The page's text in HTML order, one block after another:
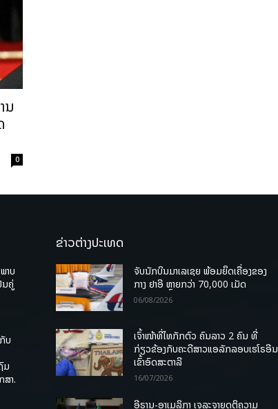
ນ
0
າບ
ນຄູ່
ບ
ມ
ສາ.
ຂ່າວຕ່າງປະເທດ
ຈັບນັກບິນມາເລເຊຍ ພ້ອມຍຶດເຄື່ອງຂອງ
ກາງ ຢາອີ ຫຼາຍກວ່າ 70,000 ເມັດ
06/08/2026
ເຈົ້າໜ້າທີ່ໄທກັກຕົວ ຄົນລາວ 2 ຄົນ ທີ່
ກ່ຽວຂ້ອງກັບຄະດີສາວແອລັກລອບເຮໂຣອີນ
ເຂົ້າອົດສະຕາລີ
16/07/2026
ອີຣານ-ອາເມລິກາ ເຈລະຈາຍຸດຕິຄວາມ